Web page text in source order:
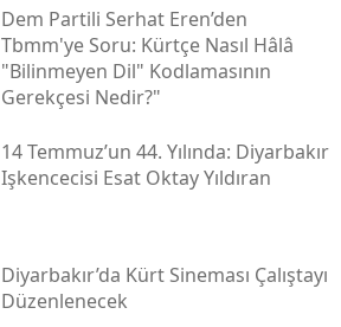
Dem Partili Serhat Eren’den
Tbmm'ye Soru: Kürtçe Nasıl Hâlâ
"bilinmeyen Dil" Kodlamasının
Gerekçesi Nedir?"
14 Temmuz’un 44. Yılında: Diyarbakır
Işkencecisi Esat Oktay Yıldıran
Diyarbakır’da Kürt Sineması Çalıştayı
Düzenlenecek